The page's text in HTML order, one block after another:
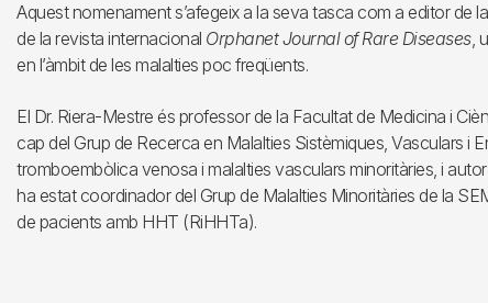
Aquest nomenament s’afegeix a la seva tasca com a editor de
de la revista internacional Orphanet Journal of Rare Diseases,
en l’àmbit de les malalties poc freqüents.
El Dr. Riera-Mestre és professor de la Facultat de Medicina i
cap del Grup de Recerca en Malalties Sistèmiques, Vasculars i
tromboembòlica venosa i malalties vasculars minoritàries, i
ha estat coordinador del Grup de Malalties Minoritàries de la
de pacients amb HHT (RiHHTa).